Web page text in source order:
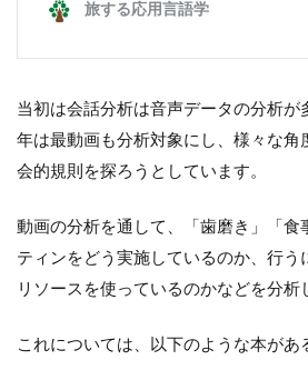
当初は会話分析は音声データの分析が
年は最動画も分析対象にし、様々な角
会的規則を探ろうとしています。
動画の分析を通して、「歯磨き」「食
ティンをどう実施しているのか、行う
リソースを使っているのかなどを分析
これについては、以下のような本があ